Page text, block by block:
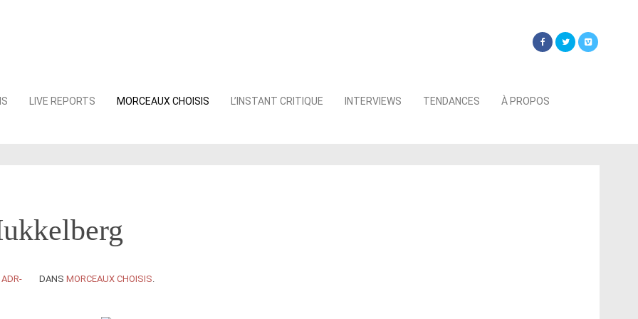
LIVE REPORTS MORCEAUX CHOISIS L’INSTANT CRITIQUE INTERVIEWS TENDANCES À PROPOS
ADR- DANS MORCEAUX CHOISIS